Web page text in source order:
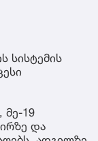
სისტემის
მე-19
და